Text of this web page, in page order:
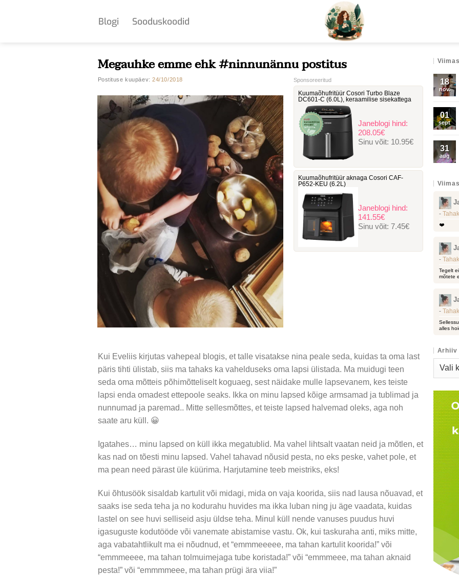
Blogi Sooduskoodid
Megauhke emme ehk #ninnunännu postitus
Postituse kuupäev:24/10/2018 Sponsoreeritud
Kuumaõhufritüür Cosori Turbo Blaze
DC601-C ‎(6.0L), keraamilise sisekattega
Janeblogi hind:
208.05€
Sinu võit: 10.95€
Kuumaõhufritüür aknaga Cosori ‎CAF-
P652-KEU (6.2L)
Janeblogi hind:
141.55€
Sinu võit:7.45€
Kui Eveliis kirjutas vahepeal blogis, et talle visatakse nina peale seda, kuidas ta oma last
päris tihti ülistab, siis ma tahaks ka vahelduseks oma lapsi ülistada. Ma muidugi teen
seda oma mõtteis põhimõtteliselt koguaeg, sest näidake mulle lapsevanem, kes teiste
lapsi enda omadest ettepoole seaks. Ikka on minu lapsed kõige armsamad ja tublimad ja
nunnumad ja paremad.. Mitte sellesmõttes, et teiste lapsed halvemad oleks, aga noh
saate aru küll. 😀
Igatahes… minu lapsed on küll ikka megatublid. Ma vahel lihtsalt vaatan neid ja mõtlen, et
kas nad on tõesti minu lapsed. Vahel tahavad nõusid pesta, no eks peske, vahet pole, et
ma pean need pärast üle küürima. Harjutamine teeb meistriks, eks!
Kui õhtusöök sisaldab kartulit või midagi, mida on vaja koorida, siis nad lausa nõuavad, et
saaks ise seda teha ja no kodurahu huvides ma ikka luban ning ju äge vaadata, kuidas
lastel on see huvi selliseid asju üldse teha. Minul küll nende vanuses puudus huvi
igasuguste kodutööde või vanemate abistamise vastu. Ok, kui taskuraha anti, miks mitte,
aga vabatahtlikult ma ei nõudnud, et “emmmeeeee, ma tahan kartulit koorida!” või
“emmmeeee, ma tahan tolmuimejaga tube koristada!” või “emmmeee, ma tahan aknaid
pesta!” või “emmmmeee, ma tahan prügi ära viia!”
18
nov.
01
sept
31
aug
-
❤️
-
Tegelt
mõtete
-
alles
Arhiiv
Arhiiv